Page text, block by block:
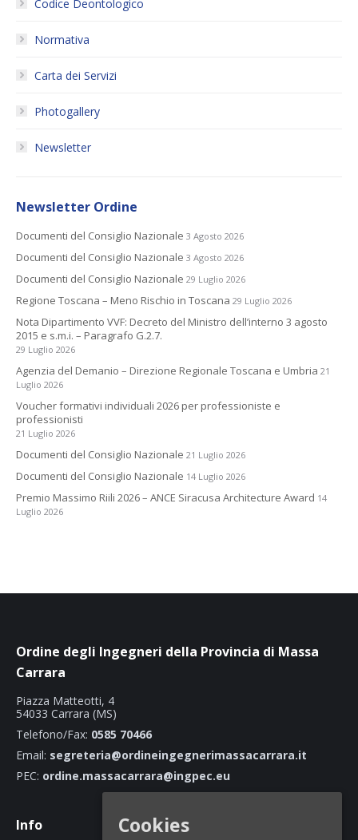
Codice Deontologico
Normativa
Carta dei Servizi
Photogallery
Newsletter
Newsletter Ordine
Documenti del Consiglio Nazionale 3 Agosto 2026
Documenti del Consiglio Nazionale 3 Agosto 2026
Documenti del Consiglio Nazionale 29 Luglio 2026
Regione Toscana – Meno Rischio in Toscana 29 Luglio 2026
Nota Dipartimento VVF: Decreto del Ministro dell’interno 3 agosto
2015 e s.m.i. – Paragrafo G.2.7.
29 Luglio 2026
Agenzia del Demanio – Direzione Regionale Toscana e Umbria 21
Luglio 2026
Voucher formativi individuali 2026 per professioniste e
professionisti
21 Luglio 2026
Documenti del Consiglio Nazionale 21 Luglio 2026
Documenti del Consiglio Nazionale 14 Luglio 2026
Premio Massimo Riili 2026 – ANCE Siracusa Architecture Award 14
Luglio 2026
Ordine degli Ingegneri della Provincia di Massa
Carrara
Piazza Matteotti, 4
54033 Carrara (MS)
Telefono/Fax: 0585 70466
Email: segreteria@ordineingegnerimassacarrara.it
PEC: ordine.massacarrara@ingpec.eu
Info Cookies